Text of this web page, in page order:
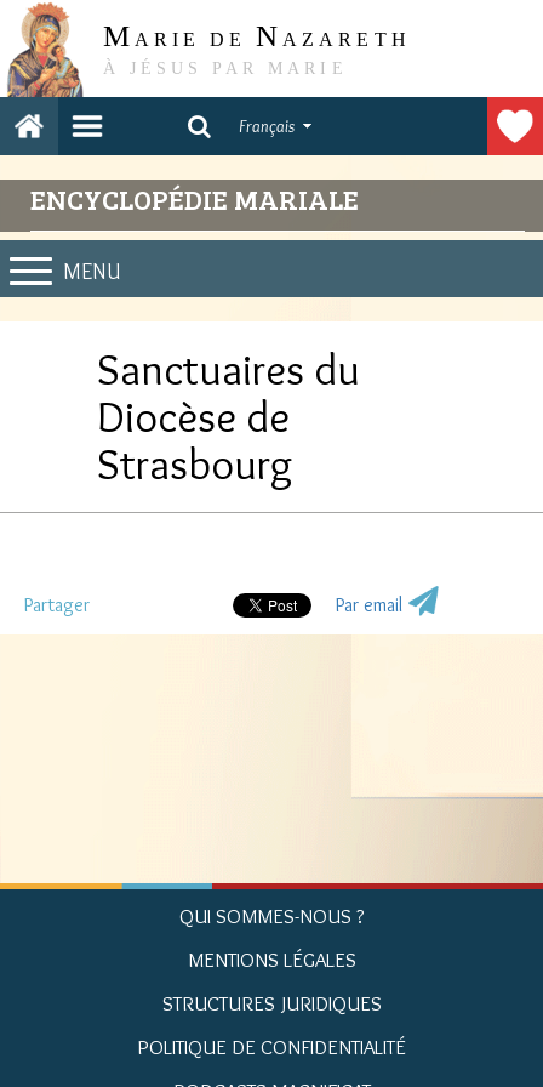
M ARIE DE N AZARETH
À JÉSUS PAR MARIE
Français
ENCYCLOPÉDIE MARIALE
MENU
Sanctuaires du
Diocèse de
Strasbourg
Partager Par email
QUI SOMMES-NOUS ?
MENTIONS LÉGALES
STRUCTURES JURIDIQUES
POLITIQUE DE CONFIDENTIALITÉ